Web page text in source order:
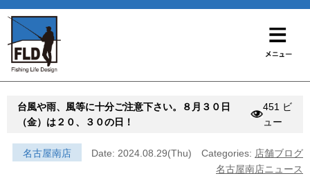
台風や雨、風等に十分ご注意下さい。８月３０日
（金）は２０、３０の日！
451 ビ
ュー
名古屋南店 Date: 2024.08.29(Thu) Categories: 店舗ブログ
名古屋南店ニュース